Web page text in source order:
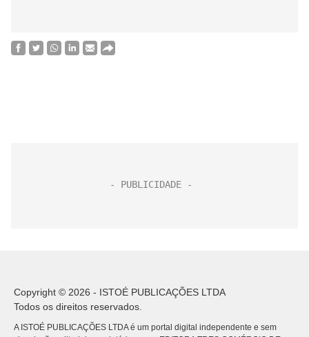
Copyright © 2026 - ISTOÉ PUBLICAÇÕES LTDA
Todos os direitos reservados.
A ISTOÉ PUBLICAÇÕES LTDA é um portal digital independente e sem